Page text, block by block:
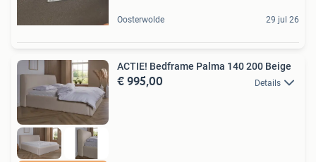
Oosterwolde 29 jul 26
ACTIE! Bedframe Palma 140 200 Beige
€ 995,00 Details